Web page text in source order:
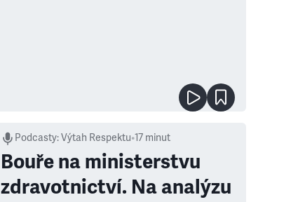
Podcasty:Výtah Respektu•17 minut
Bouře na ministerstvu
zdravotnictví. Na analýzu